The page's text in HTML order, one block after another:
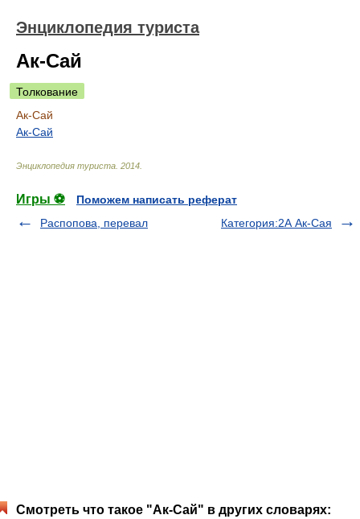
Энциклопедия туриста
Ак-Сай
Толкование
Ак-Сай
Ак-Cай
Энциклопедия туриста 2014
Игры ⚽
Поможем написать реферат
Распопова, перевал
Категория:2А Ак-Сая
Смотреть что такое "Ак-Сай" в других словарях: